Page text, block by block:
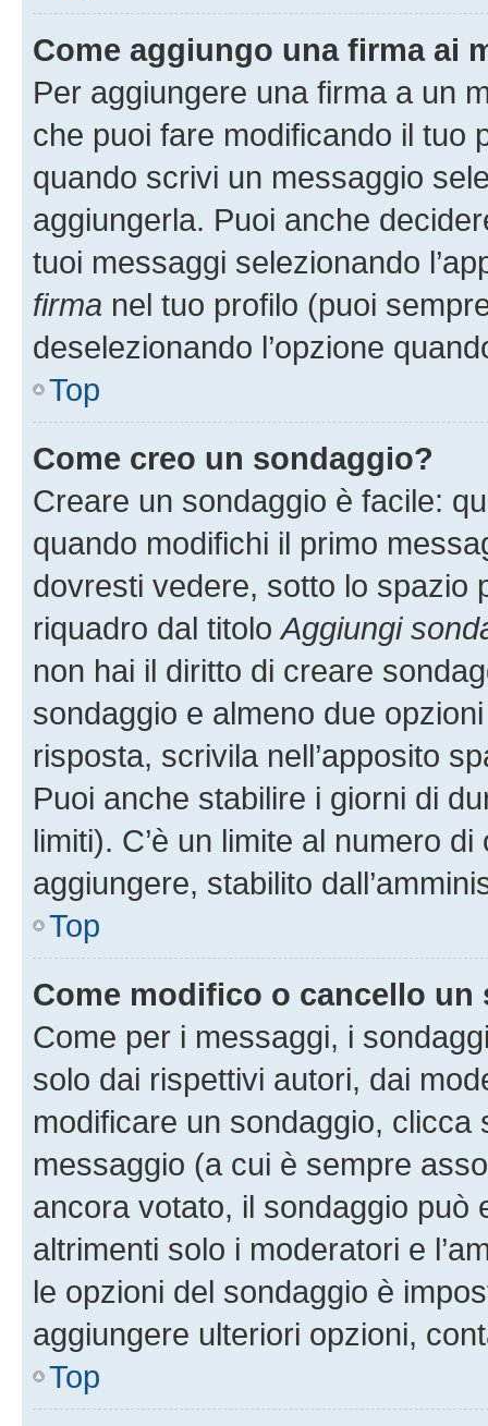
Come aggiungo una firma ai
Per aggiungere una firma a un
che puoi fare modificando il tuo
quando scrivi un messaggio
aggiungerla. Puoi anche
tuoi messaggi selezionando
firma nel tuo profilo (puoi
deselezionando l’opzione
Top
Come creo un sondaggio?
Creare un sondaggio è facile:
quando modifichi il primo
dovresti vedere, sotto lo spazio
riquadro dal titoloAggiungi
non hai il diritto di creare
sondaggio e almeno due
risposta, scrivila nell’apposito
Puoi anche stabilire i giorni di
limiti). C’è un limite al numero
aggiungere, stabilito
Top
Come modifico o cancello un
Come per i messaggi, i
solo dai rispettivi autori, dai
modificare un sondaggio,
messaggio (a cui è sempre
ancora votato, il sondaggio può
altrimenti solo i moderatori e
le opzioni del sondaggio è
aggiungere ulteriori opzioni,
Top